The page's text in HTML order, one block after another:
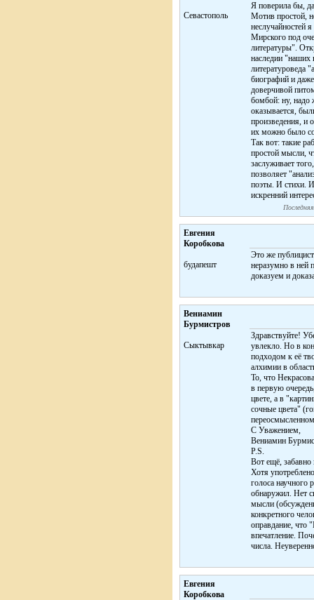
Cевастополь
Я поверила бы,
Мотив простой,
неслучайностей
Мирского под
литературы".
наследии "наших
литературоведа
биографий и
доверчивой
бомбой: ну, надо
оказывается,
произведения, и
их можно было
Так вот: такие
простой мысли,
заслуживает
позволяет
поэты. И стихи. И
искренний
Евгения
Коробкова
будапешт
Это же
неразумно в ней
доказуем и
Вениамин
Бурмистров
Сыктывкар
Здравствуйте!
увлекло. Но в
подходом к её
алхимии в
То, что
в первую
цвете, а в
сочные цвета"
С Уважением,
Вениамин
P.S.
Вот ещё, забавно
Хотя
голоса научного
обнаружил. Нет
мысли
конкретного
оправдание, что
впечатление.
числа.
Евгения
Коробкова